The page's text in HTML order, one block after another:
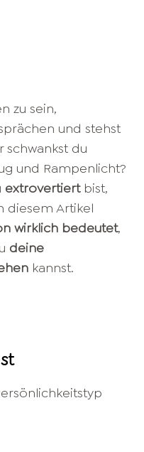
zu sein,
und stehst
schwankst du
und Rampenlicht?
extrovertiertbist,
diesem Artikel
wirklich bedeutet,
deine
kannst.